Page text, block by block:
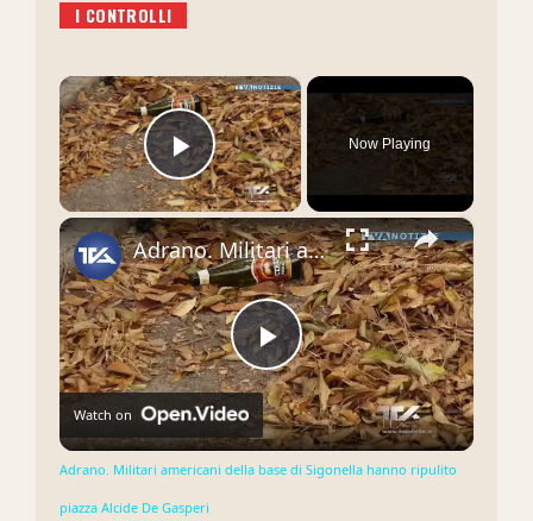
I CONTROLLI
×
Play Video
Now Playing
×
Play
Video
Adrano. Militari americani della base di Sigonella hanno ripulito piazza Alcide De Gasperi
Watch on
Adrano. Militari americani della base di Sigonella hanno ripulito
piazza Alcide De Gasperi